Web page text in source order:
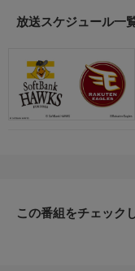
放送スケジュール一
この番組をチェック